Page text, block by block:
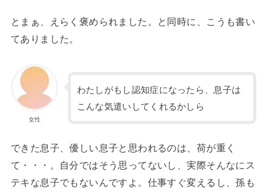
とまぁ、えらく褒められました。と同時に、こうも書い
てありました。
女性
わたしがもし認知症になったら、息子は
こんな気遣いしてくれるかしら
できた息子、優しい息子と思われるのは、荷が重く
て・・・。自分ではそう思ってないし、実際そんなにス
テキな息子でもないんですよ。仕事すぐ変えるし、孫も